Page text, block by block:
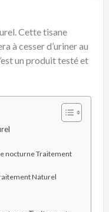
Cette tisane
à cesser d’uriner au
un produit testé et
nocturne Traitement
Naturel